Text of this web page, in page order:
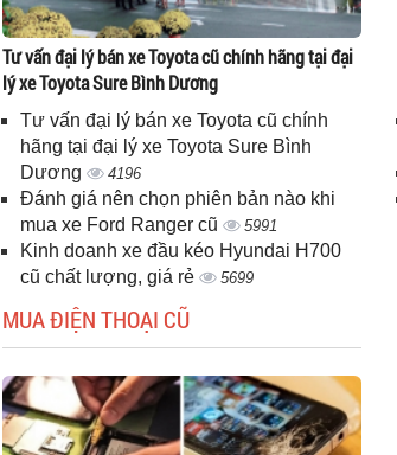
Tư vấn đại lý bán xe Toyota cũ chính hãng tại đại
lý xe Toyota Sure Bình Dương
Tư vấn đại lý bán xe Toyota cũ chính
hãng tại đại lý xe Toyota Sure Bình
Dương
4196
Đánh giá nên chọn phiên bản nào khi
mua xe Ford Ranger cũ
5991
Kinh doanh xe đầu kéo Hyundai H700
cũ chất lượng, giá rẻ
5699
MUA ĐIỆN THOẠI CŨ